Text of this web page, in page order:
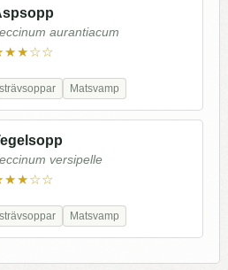
aurantiacum
strävsoppar Matsvamp
versipelle
strävsoppar Matsvamp